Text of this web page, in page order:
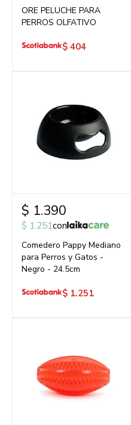
ORE PELUCHE PARA
PERROS OLFATIVO
$ 404
$ 1.390
$ 1.251con
Comedero Pappy Mediano
para Perros y Gatos -
Negro - 24.5cm
$ 1.251